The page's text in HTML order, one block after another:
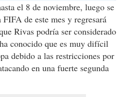
el 8 de noviembre, luego se
de este mes y regresará
Rivas podría ser considerado
conocido que es muy difícil
debido a las restricciones por
en una fuerte segunda